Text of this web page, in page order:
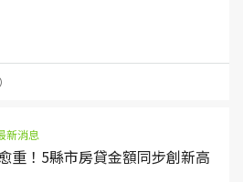
新消息
重！5縣市房貸金額同步創新高